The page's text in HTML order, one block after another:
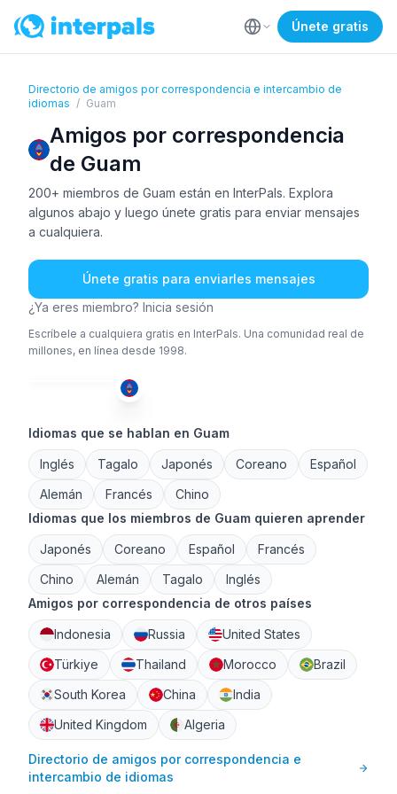
Únete gratis
Directorio de amigos por correspondencia e intercambio de
idiomas / Guam
Amigos por correspondencia
de Guam
200+ miembros de Guam están en InterPals. Explora
algunos abajo y luego únete gratis para enviar mensajes
a cualquiera.
Únete gratis para enviarles mensajes
¿Ya eres miembro? Inicia sesión
Escríbele a cualquiera gratis en InterPals. Una comunidad real de
millones, en línea desde 1998.
ING+2
Idiomas que se hablan en Guam
Inglés Tagalo Japonés Coreano
Español
Alemán
Francés
Chino
Idiomas que los miembros de Guam quieren aprender
Japonés Coreano Español
Francés
Chino
Alemán Tagalo
Inglés
Amigos por correspondencia de otros países
Indonesia Russia
United States
Türkiye
Thailand Morocco
Brazil
South Korea
China
India
United Kingdom
Algeria
Directorio de amigos por correspondencia e
intercambio de idiomas